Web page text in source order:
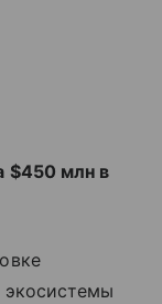
$450 млн в
экосистемы